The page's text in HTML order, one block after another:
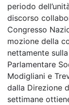
periodo
discorso
Congresso
mozione della
nettamente
Parlamentare
Modigliani e
dalla Direzione
settimane